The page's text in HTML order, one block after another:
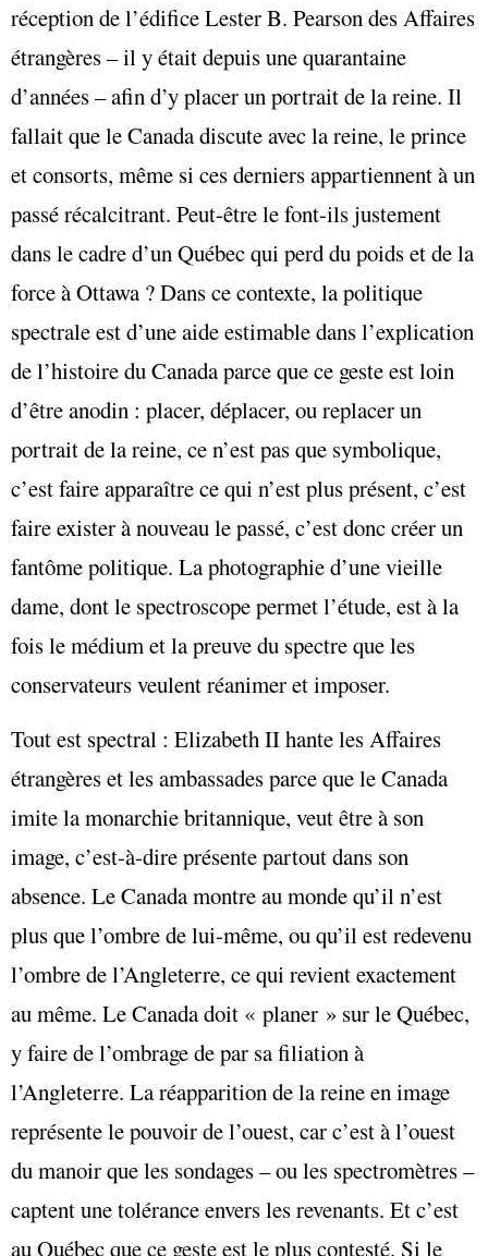
réception de l’édifice Lester B. Pearson des Affaires
étrangères – il y était depuis une quarantaine
d’années – afin d’y placer un portrait de la reine. Il
fallait que le Canada discute avec la reine, le prince
et consorts, même si ces derniers appartiennent à un
passé récalcitrant. Peut-être le font-ils justement
dans le cadre d’un Québec qui perd du poids et de la
force à Ottawa ? Dans ce contexte, la politique
spectrale est d’une aide estimable dans l’explication
de l’histoire du Canada parce que ce geste est loin
d’être anodin : placer, déplacer, ou replacer un
portrait de la reine, ce n’est pas que symbolique,
c’est faire apparaître ce qui n’est plus présent, c’est
faire exister à nouveau le passé, c’est donc créer un
fantôme politique. La photographie d’une vieille
dame, dont le spectroscope permet l’étude, est à la
fois le médium et la preuve du spectre que les
conservateurs veulent réanimer et imposer.
Tout est spectral : Elizabeth II hante les Affaires
étrangères et les ambassades parce que le Canada
imite la monarchie britannique, veut être à son
image, c’est-à-dire présente partout dans son
absence. Le Canada montre au monde qu’il n’est
plus que l’ombre de lui-même, ou qu’il est redevenu
l’ombre de l’Angleterre, ce qui revient exactement
au même. Le Canada doit « planer » sur le Québec,
y faire de l’ombrage de par sa filiation à
l’Angleterre. La réapparition de la reine en image
représente le pouvoir de l’ouest, car c’est à l’ouest
du manoir que les sondages – ou les spectromètres –
captent une tolérance envers les revenants. Et c’est
au Québec que ce geste est le plus contesté. Si le